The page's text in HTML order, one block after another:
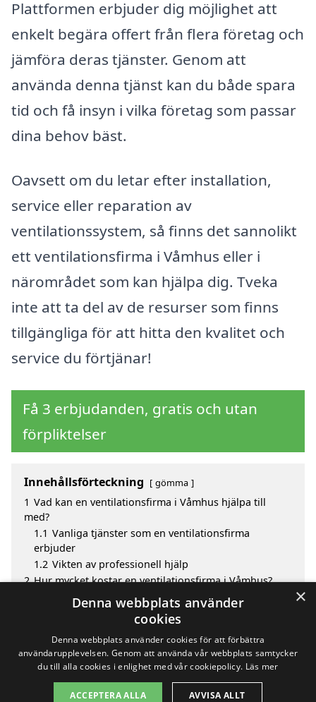
Plattformen erbjuder dig möjlighet att
enkelt begära offert från flera företag och
jämföra deras tjänster. Genom att
använda denna tjänst kan du både spara
tid och få insyn i vilka företag som passar
dina behov bäst.
Oavsett om du letar efter installation,
service eller reparation av
ventilationssystem, så finns det sannolikt
ett ventilationsfirma i Våmhus eller i
närområdet som kan hjälpa dig. Tveka
inte att ta del av de resurser som finns
tillgängliga för att hitta den kvalitet och
service du förtjänar!
Få 3 erbjudanden, gratis och utan
förpliktelser
Innehållsförteckning gömma
1 Vad kan en ventilationsfirma i Våmhus hjälpa till
med?
1.1 Vanliga tjänster som en ventilationsfirma
erbjuder
1.2 Vikten av professionell hjälp
2 Hur mycket kostar en ventilationsfirma i Våmhus?
Fördelar med att välja ventilationsfirma i Våmhus
Sök efter en skicklig ventilationsfirma i de omgivande
Copyright 2026 - Pilanto Aps
×
Denna webbplats använder
cookies
Denna webbplats använder cookies för att förbättra
användarupplevelsen. Genom att använda vår webbplats samtycker
du till alla cookies i enlighet med vår cookiepolicy. Läs mer
ACCEPTERA ALLA AVVISA ALLT